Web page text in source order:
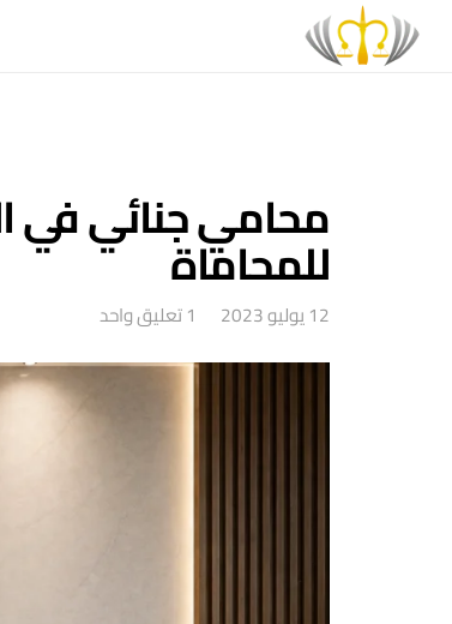
للمحاماة
12 يوليو 2023 1تعليق واحد